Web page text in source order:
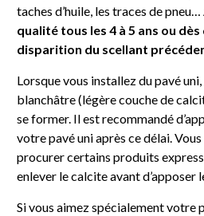
taches d’huile, les traces de pneu…
qualité tous les 4 à 5 ans ou
disparition du scellant
Lorsque vous installez du pavé
blanchâtre (légère couche de
se former. Il est recommandé
votre pavé uni après ce délai.
procurer certains produits
enlever le calcite avant d’apposer
Si vous aimez spécialement votre